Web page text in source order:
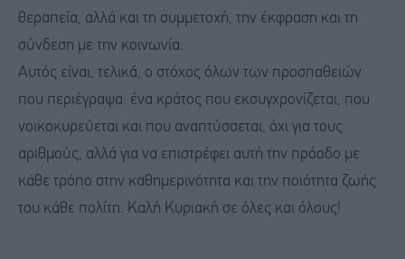
θεραπεία, αλλά και τη συμμετοχή, την έκφραση και τη
σύνδεση με την κοινωνία.
Αυτός είναι, τελικά, ο στόχος όλων των προσπαθειών
που περιέγραψα: ένα κράτος που εκσυγχρονίζεται, που
νοικοκυρεύεται και που αναπτύσσεται, όχι για τους
αριθμούς, αλλά για να επιστρέφει αυτή την πρόοδο με
κάθε τρόπο στην καθημερινότητα και την ποιότητα ζωής
του κάθε πολίτη. Καλή Κυριακή σε όλες και όλους!